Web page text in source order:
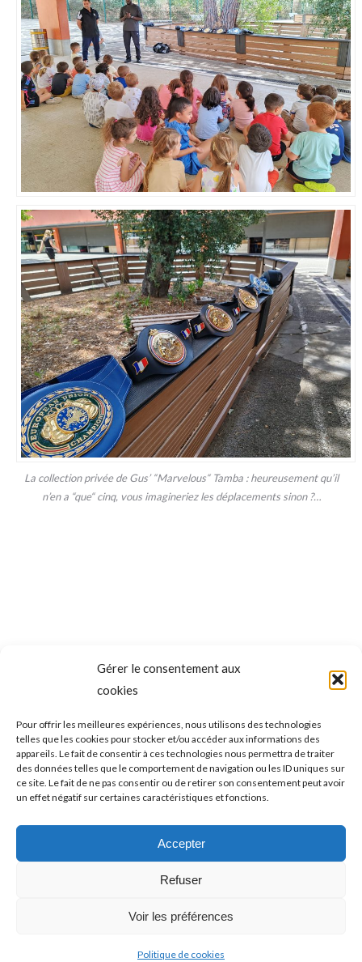
Gérer le consentement aux
cookies
Pour offrir les meilleures expériences, nous utilisons des technologies
telles que les cookies pour stocker et/ou accéder aux informations des
appareils. Le fait de consentir à ces technologies nous permettra de traiter
des données telles que le comportement de navigation ou les ID uniques sur
ce site. Le fait de ne pas consentir ou de retirer son consentement peut avoir
un effet négatif sur certaines caractéristiques et fonctions.
Accepter
Refuser
Voir les préférences
Politique de cookies
La collection privée de Gus’ “Marvelous“ Tamba : heureusement qu’il
n’en a “que“ cinq, vous imagineriez les déplacements sinon ?…
NAVIGATION
DE
COMMENTAIRE
ONGLET PRÉCÉDENT
Onglet
précédent
VTT – iXS EDC #2 : LISA BAUMANN fait
coup double, FLO’ GASTALDI dans le Top 10
Master
Onglet
VTT (AG) : remettre le Team “Fréjus Gravity“
en route